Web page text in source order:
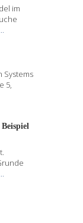
im
...
Systems
5,